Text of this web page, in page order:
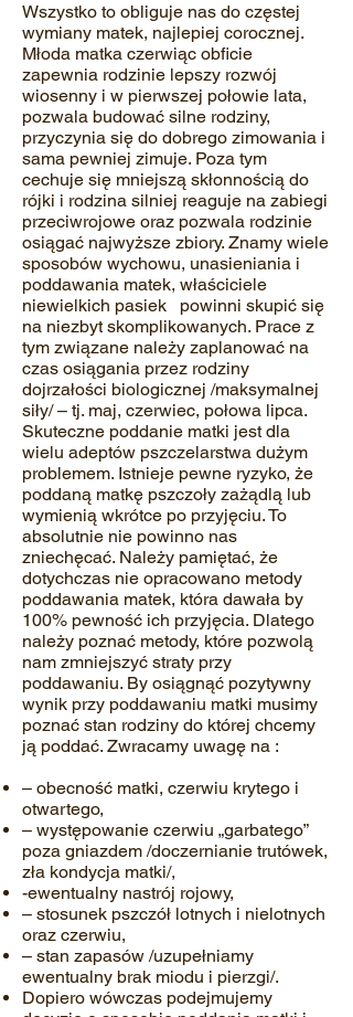
Wszystko to obliguje nas do częstej
wymiany matek, najlepiej corocznej.
Młoda matka czerwiąc obficie
zapewnia rodzinie lepszy rozwój
wiosenny i w pierwszej połowie lata,
pozwala budować silne rodziny,
przyczynia się do dobrego zimowania i
sama pewniej zimuje. Poza tym
cechuje się mniejszą skłonnością do
rójki i rodzina silniej reaguje na zabiegi
przeciwrojowe oraz pozwala rodzinie
osiągać najwyższe zbiory. Znamy wiele
sposobów wychowu, unasieniania i
poddawania matek, właściciele
niewielkich pasiek powinni skupić się
na niezbyt skomplikowanych. Prace z
tym związane należy zaplanować na
czas osiągania przez rodziny
dojrzałości biologicznej /maksymalnej
siły/ – tj. maj, czerwiec, połowa lipca.
Skuteczne poddanie matki jest dla
wielu adeptów pszczelarstwa dużym
problemem. Istnieje pewne ryzyko, że
poddaną matkę pszczoły zażądlą lub
wymienią wkrótce po przyjęciu. To
absolutnie nie powinno nas
zniechęcać. Należy pamiętać, że
dotychczas nie opracowano metody
poddawania matek, która dawała by
100% pewność ich przyjęcia. Dlatego
należy poznać metody, które pozwolą
nam zmniejszyć straty przy
poddawaniu. By osiągnąć pozytywny
wynik przy poddawaniu matki musimy
poznać stan rodziny do której chcemy
ją poddać. Zwracamy uwagę na :
– obecność matki, czerwiu krytego i
otwartego,
– występowanie czerwiu „garbatego”
poza gniazdem /doczernianie trutówek,
zła kondycja matki/,
-ewentualny nastrój rojowy,
– stosunek pszczół lotnych i nielotnych
oraz czerwiu,
– stan zapasów /uzupełniamy
ewentualny brak miodu i pierzgi/.
Dopiero wówczas podejmujemy